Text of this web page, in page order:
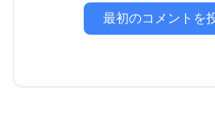
最初のコメントを